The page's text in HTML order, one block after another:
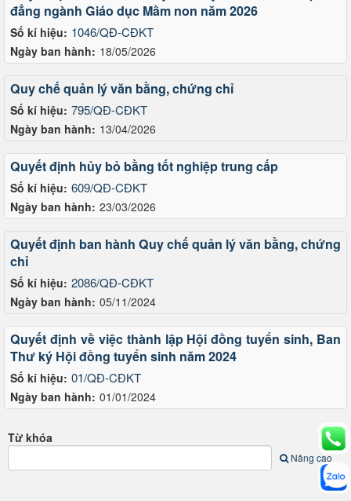
Số kí hiệu: 1046/QĐ-CĐKT
Ngày ban hành: 18/05/2026
đẳng ngành Giáo dục Mầm non năm 2026
Số kí hiệu: 795/QĐ-CĐKT
Ngày ban hành: 13/04/2026
Quy chế quản lý văn bằng, chứng chỉ
Số kí hiệu: 609/QĐ-CĐKT
Ngày ban hành: 23/03/2026
Quyết định hủy bỏ bằng tốt nghiệp trung cấp
Số kí hiệu: 2086/QĐ-CĐKT
Ngày ban hành: 05/11/2024
Quyết định ban hành Quy chế quản lý văn bằng, chứng
chỉ
Số kí hiệu: 01/QĐ-CĐKT
Ngày ban hành: 01/01/2024
Quyết định về việc thành lập Hội đồng tuyển sinh, Ban
Thư ký Hội đồng tuyển sinh năm 2024
Từ khóa
Nâng cao